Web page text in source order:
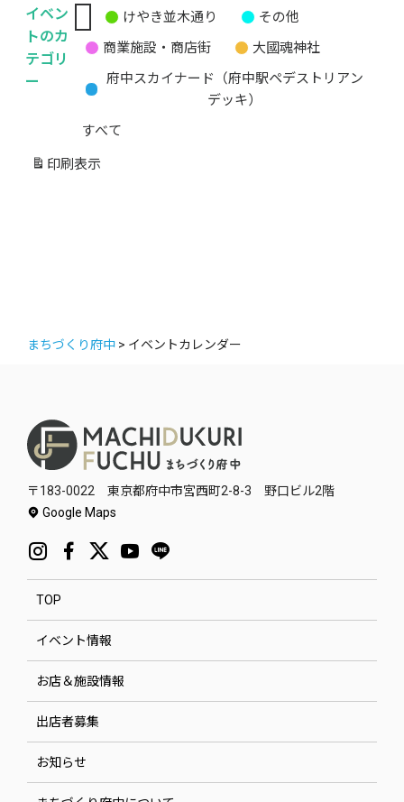
イベン
トのカ
テゴリ
ー
無
題
カ
ゴ
リ
けやき並木通り
その他
商業施設・商店街
大國魂神社
府中スカイナード（府中駅ペデストリアン
デッキ）
すべて
印刷 表示
まちづくり府中 > イベントカレンダー
〒183-0022 東京都府中市宮西町2-8-3 野口ビル2階
Google Maps
TOP
イベント情報
お店＆施設情報
出店者募集
お知らせ